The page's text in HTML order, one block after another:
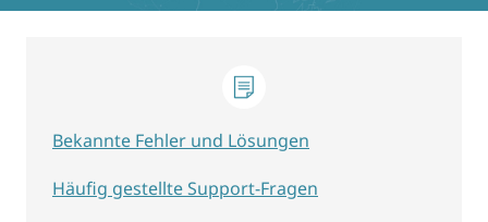
Bekannte Fehler und Lösungen
Häufig gestellte Support-Fragen